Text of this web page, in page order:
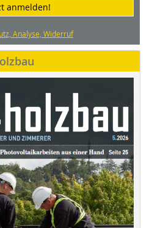
anmelden!
Analyse, Widerruf